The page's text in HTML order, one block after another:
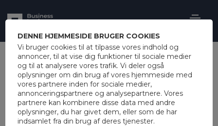
DENNE HJEMMESIDE BRUGER COOKIES
Vi bruger cookies til at tilpasse vores indhold og
annoncer, til at vise dig funktioner til sociale medier
og til at analysere vores trafik. Vi deler også
oplysninger om din brug af vores hjemmeside med
vores partnere inden for sociale medier,
annonceringspartnere og analysepartnere. Vores
partnere kan kombinere disse data med andre
oplysninger, du har givet dem, eller som de har
indsamlet fra din brug af deres tjenester.